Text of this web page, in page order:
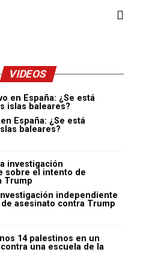
VIDEOS
España: ¿Se está
baleares?
independiente
asesinato contra Trump